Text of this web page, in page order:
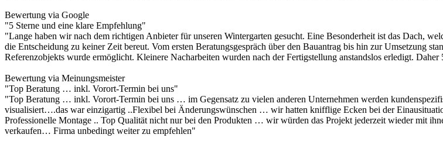
Bewertung via Google
"5 Sterne und eine klare Empfehlung"
"Lange haben wir nach dem richtigen Anbieter für unseren Wintergarten gesucht. Eine Besonderheit ist das Dach,
die Entscheidung zu keiner Zeit bereut. Vom ersten Beratungsgespräch über den Bauantrag bis hin zur Umsetzung
Referenzobjekts wurde ermöglicht. Kleinere Nacharbeiten wurden nach der Fertigstellung anstandslos erledigt.
Bewertung via Meinungsmeister
"Top Beratung … inkl. Vorort-Termin bei uns"
"Top Beratung … inkl. Vorort-Termin bei uns … im Gegensatz zu vielen anderen Unternehmen werden
visualisiert….das war einzigartig ..Flexibel bei Änderungswünschen … wir hatten knifflige Ecken bei der
Professionelle Montage .. Top Qualität nicht nur bei den Produkten … wir würden das Projekt jederzeit wieder mit
verkaufen… Firma unbedingt weiter zu empfehlen"